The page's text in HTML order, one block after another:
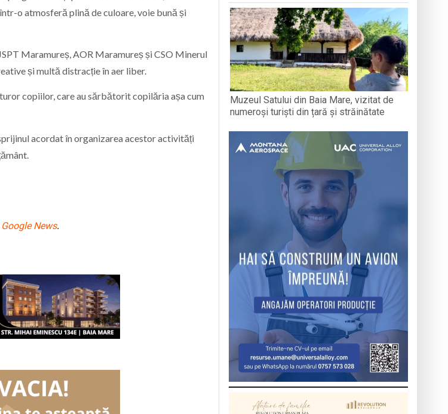
o atmosferă plină de culoare, voie bună și
Maramureș, AOR Maramureș și CSO Minerul
și multă distracție în aer liber.
copiilor, care au sărbătorit copilăria așa cum
acordat în organizarea acestor activități
Google News.
Muzeul Satului din Baia Mare, vizitat de
numeroși turiști din țară și străinătate